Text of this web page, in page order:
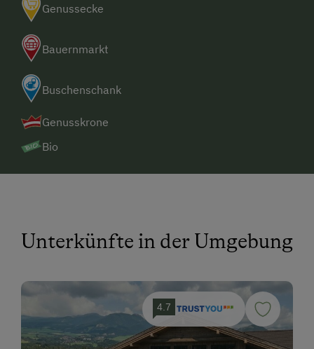
Genussecke
Bauernmarkt
Buschenschank
Genusskrone
Bio
Unterkünfte in der Umgebung
4.7